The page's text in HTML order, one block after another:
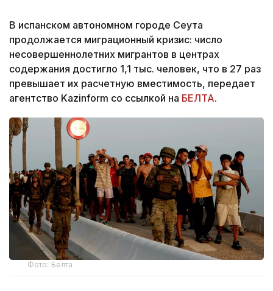
В испанском автономном городе Сеута
продолжается миграционный кризис: число
несовершеннолетних мигрантов в центрах
содержания достигло 1,1 тыс. человек, что в 27 раз
превышает их расчетную вместимость, передает
агентство Kazinform со ссылкой на БЕЛТА.
Фото: Белта